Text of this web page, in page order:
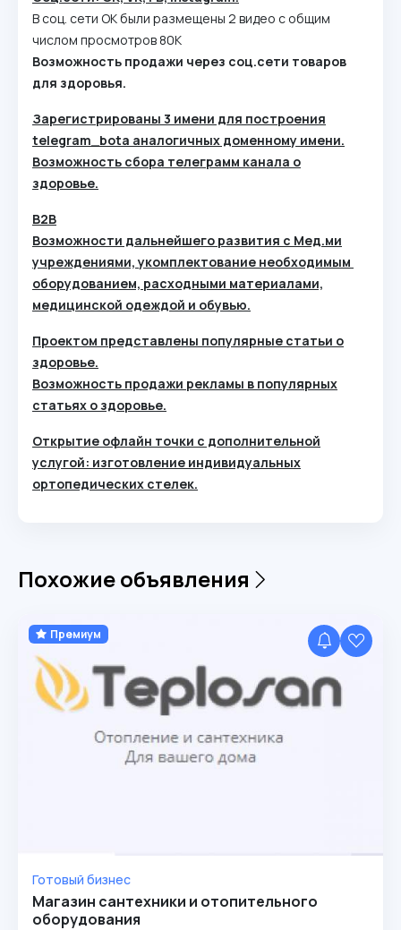
В соц. сети ОК были размещены 2 видео с общим
числом просмотров 80К
Возможность продажи через соц.сети товаров
для здоровья.
Зарегистрированы 3 имени для построения
telegram_bota аналогичных доменному имени.
Возможность сбора телеграмм канала о
здоровье.
В2В
Возможности дальнейшего развития с Мед.ми
учреждениями, укомплектование необходимым
оборудованием, расходными материалами,
медицинской одеждой и обувью.
Проектом представлены популярные статьи о
здоровье.
Возможность продажи рекламы в популярных
статьях о здоровье.
Открытие офлайн точки с дополнительной
услугой: изготовление индивидуальных
ортопедических стелек.
Похожие объявления
Премиум
Готовый бизнес
Магазин сантехники и отопительного
оборудования